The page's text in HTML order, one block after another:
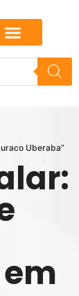
Uberaba”